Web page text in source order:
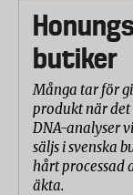
butiker
Många tar för
produkt när det
DNA-analyser
säljs i svenska
hårt processad
äkta.